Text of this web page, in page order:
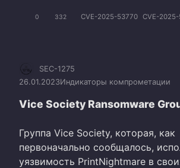
0 332 CVE-2025-53770 CVE-2025-
SEC-1275
26.01.2023Индикаторы компрометации
Vice Society Ransomware
Группа Vice Society, которая, как
первоначально сообщалось,
уязвимость PrintNightmare в